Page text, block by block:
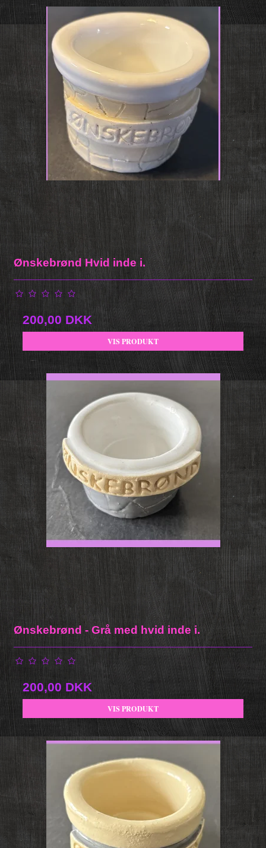
Ønskebrønd Hvid inde i.
200,00 DKK
VIS PRODUKT
Ønskebrønd - Grå med hvid inde i.
200,00 DKK
VIS PRODUKT